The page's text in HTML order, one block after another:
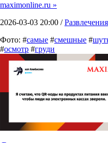
maximonline.ru »
2026-03-03 20:00 /Развлечения
Фото: #самые #смешные #
#осмотр #груди